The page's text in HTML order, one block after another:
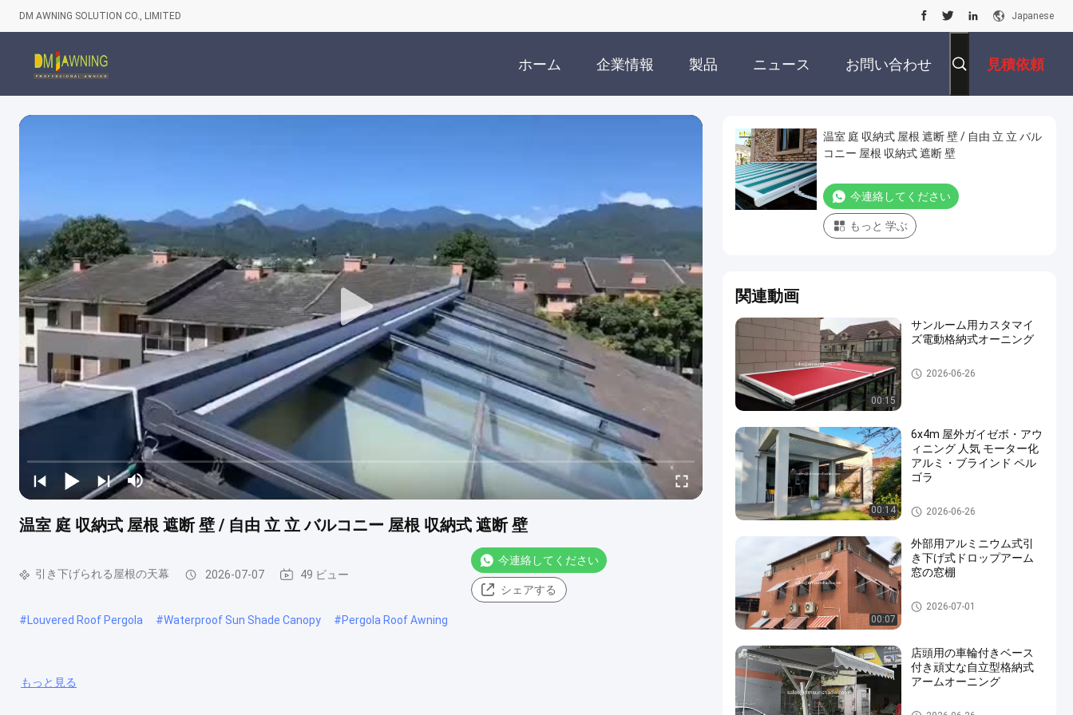
DM AWNING SOLUTION CO., LIMITED Japanese
ホーム 企業情報 製品 ニュース お問い合わせ 見積依頼
温室 庭 収納式 屋根 遮断 壁 / 自由 立 立 バルコニー 屋根 収納式 遮断 壁
引き下げられる屋根の天幕 2026-07-07 49 ビュー
今連絡してください
シェアする
#Louvered Roof Pergola #Waterproof Sun Shade Canopy #Pergola Roof Awning
もっと見る
温室 庭 収納式 屋根 遮断 壁 / 自由 立 立 バル
コニー 屋根 収納式 遮断 壁
今連絡してください
もっと 学ぶ
関連動画
00:15
サンルーム用カスタマイ
ズ電動格納式オーニング
引き下げられる屋根の天幕
2026-06-26
00:14
6x4m 屋外ガイゼボ・アウ
ィニング 人気 モーター化
アルミ・ブラインド ペル
ゴラ
防水引き込み式の日除け
2026-06-26
00:07
外部用アルミニウム式引
き下げ式ドロップアーム
窓の窓棚
引き下げられる窓の天幕
2026-07-01
店頭用の車輪付きベース
付き頑丈な自立型格納式
アームオーニング
防水引き込み式の日除け